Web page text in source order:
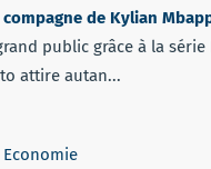
compagne de Kylian
public grâce à la série
attire autan...
Economie